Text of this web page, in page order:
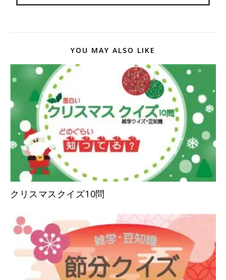
YOU MAY ALSO LIKE
クリスマスクイズ10問